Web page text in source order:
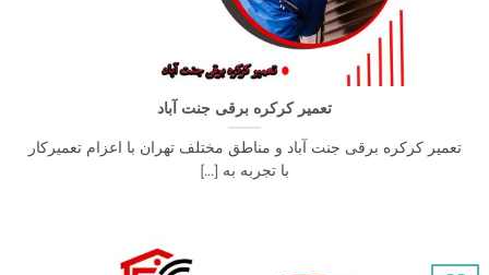
تعمیر کرکره برقی جنت آباد
کرکره برقی جنت آباد و مناطق مختلف تهران با اعزام تعمیرکار
با تجربه به [...]